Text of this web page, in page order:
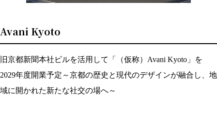
Avani Kyoto
旧京都新聞本社ビルを活用して「（仮称）Avani Kyoto」を
2029年度開業予定～京都の歴史と現代のデザインが融合し、地
域に開かれた新たな社交の場へ～